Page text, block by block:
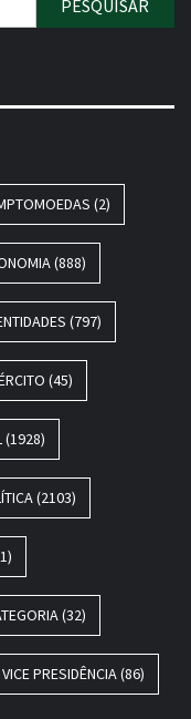
(2)
(888)
(797)
(45)
(1928)
(2103)
(32)
VICE PRESIDÊNCIA(86)